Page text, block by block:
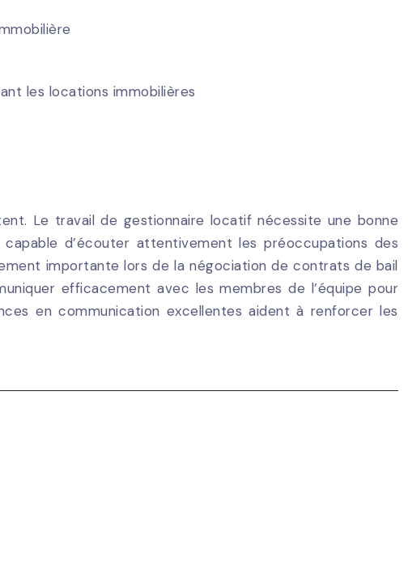
les locations immobilières
Le travail de gestionnaire locatif nécessite une bonne
d’écouter attentivement les préoccupations des
importante lors de la négociation de contrats de bail
efficacement avec les membres de l’équipe pour
en communication excellentes aident à renforcer les